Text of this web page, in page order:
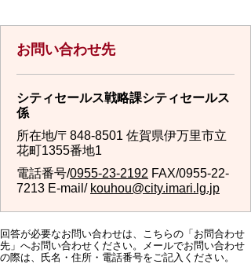
お問い合わせ先
シティセールス戦略課シティセールス
係
所在地/〒848-8501 佐賀県伊万里市立
花町1355番地1
電話番号/0955-23-2192 FAX/0955-22-
7213 E-mail/ kouhou@city.imari.lg.jp
回答が必要なお問い合わせは、こちらの「お問合わせ
先」へお問い合わせください。メールでお問い合わせ
の際は、氏名・住所・電話番号をご記入ください。